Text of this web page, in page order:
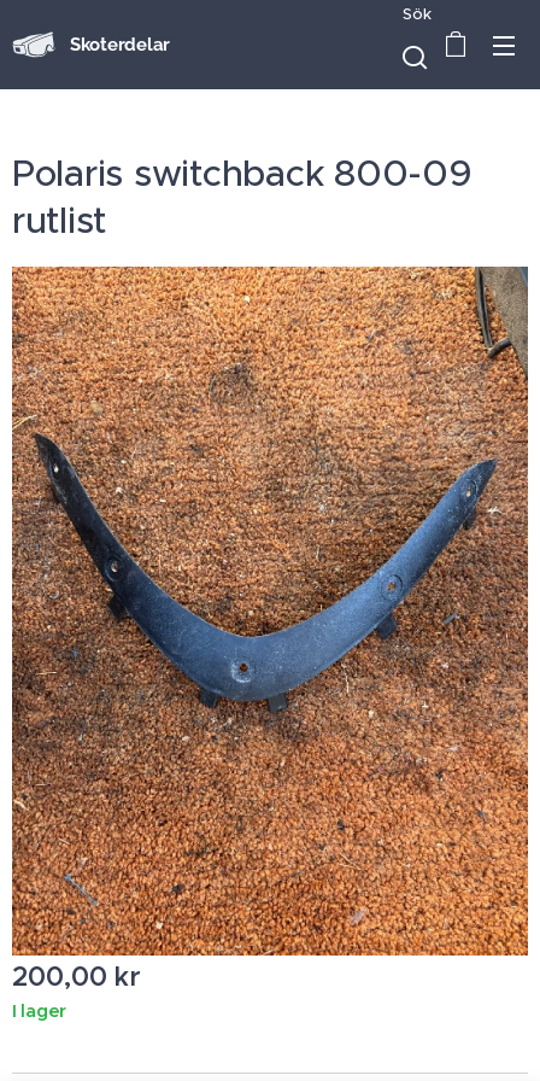
Skoterdelar
Sök
Polaris switchback 800-09
rutlist
200,00 kr
I lager